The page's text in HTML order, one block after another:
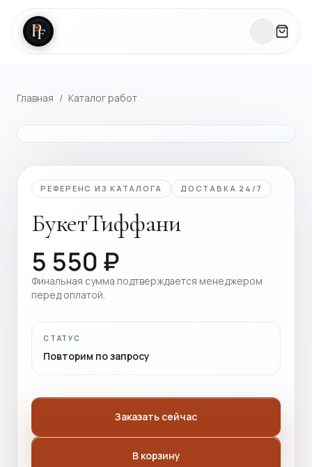
Главная / Каталог работ
РЕФЕРЕНС ИЗ КАТАЛОГА ДОСТАВКА 24/7
БукетТиффани
5 550 ₽
Финальная сумма подтверждается менеджером
перед оплатой.
СТАТУС
Повторим по запросу
Заказать сейчас
В корзину